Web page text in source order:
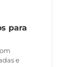
para
e